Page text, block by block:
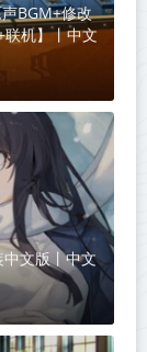
BGM+修改
机】丨中文
文版丨中文